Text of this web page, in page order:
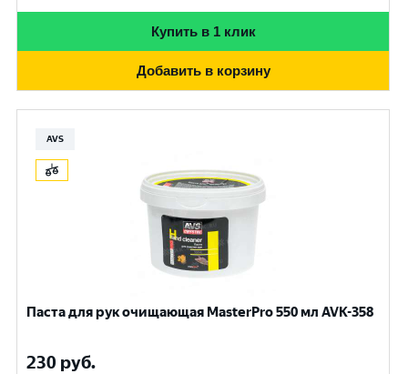
Купить в 1 клик
Добавить в корзину
AVS
Паста для рук очищающая MasterPro 550 мл AVK-358
230 руб.